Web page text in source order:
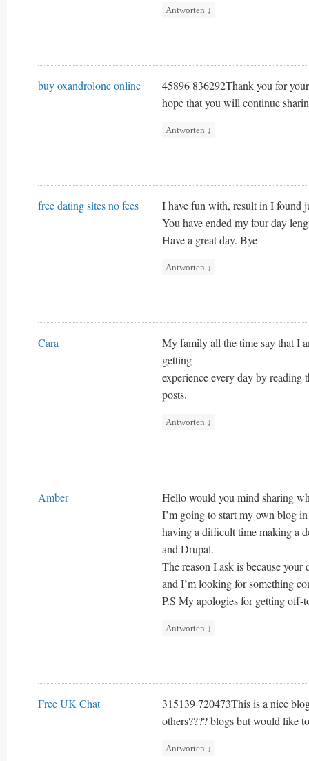
Antworten ↓
buy oxandrolone online
45896 836292Thank you for
hope that you will continue
Antworten ↓
free dating sites no fees
I have fun with, result in I found
You have ended my four day
Have a great day. Bye
Antworten ↓
Cara
My family all the time say that I
getting
experience every day by reading
posts.
Antworten ↓
Amber
Hello would you mind sharing
I’m going to start my own blog
having a difficult time making a
and Drupal.
The reason I ask is because
and I’m looking for something
P.S My apologies for getting off-
Antworten ↓
Free UK Chat
315139 720473This is a nice
others???? blogs but would like
Antworten ↓